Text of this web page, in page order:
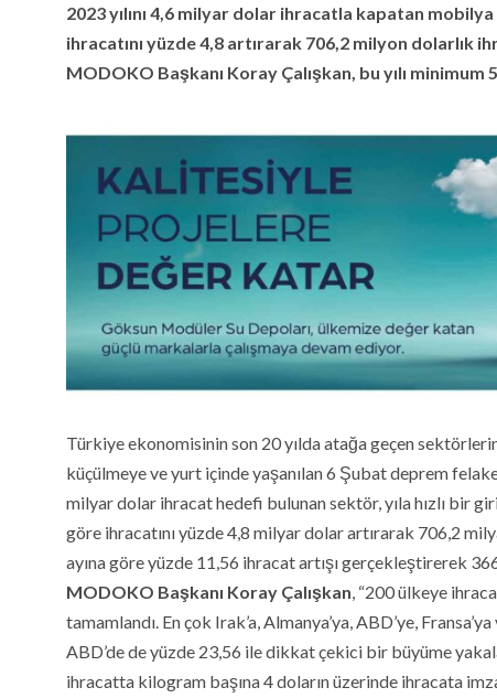
2023 yılını 4,6 milyar dolar ihracatla kapatan
ihracatını yüzde 4,8 artırarak 706,2 milyon dolarlık
MODOKO Başkanı Koray Çalışkan, bu yılı
Türkiye ekonomisinin son 20 yılda atağa geçen
küçülmeye ve yurt içinde yaşanılan 6 Şubat deprem
milyar dolar ihracat hedefi bulunan sektör, yıla hızlı bir
göre ihracatını yüzde 4,8 milyar dolar artırarak 706,2
ayına göre yüzde 11,56 ihracat artışı gerçekleştirerek
MODOKO Başkanı Koray Çalışkan, “200 ülkeye
tamamlandı. En çok Irak’a, Almanya’ya, ABD’ye,
ABD’de de yüzde 23,56 ile dikkat çekici bir büyüme
ihracatta kilogram başına 4 doların üzerinde ihracata